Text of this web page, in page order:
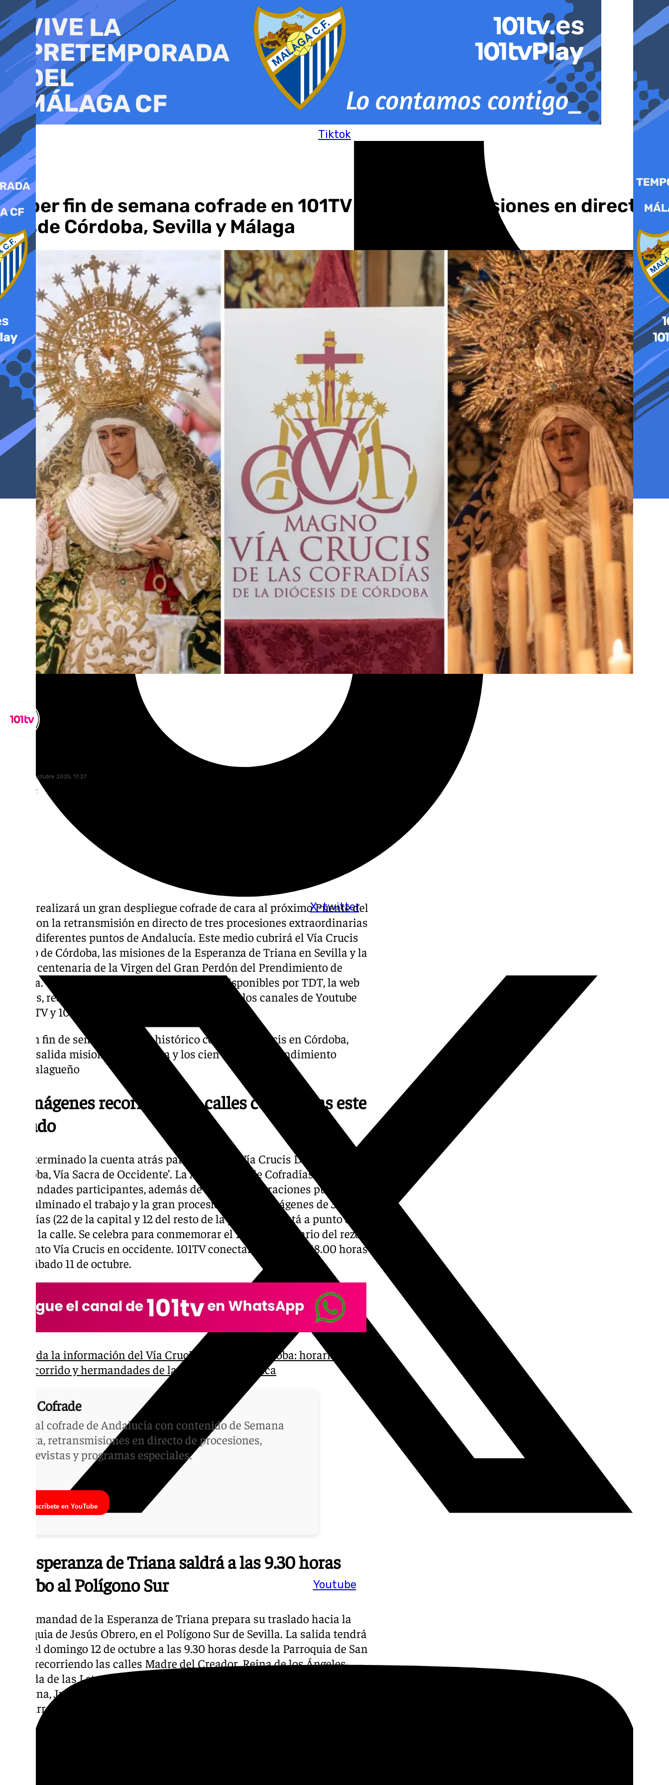
al
contenido
Tiktok
X-twitter
Youtube
Súper fin de semana cofrade en 101TV con tres procesiones en directo
desde Córdoba, Sevilla y Málaga
viernes, 10 octubre 2025, 17:27
Compartir:
101TV realizará un gran despliegue cofrade de cara al próximo Puente del
Pilar con la retransmisión en directo de tres procesiones extraordinarias
desde diferentes puntos de Andalucía. Este medio cubrirá el Vía Crucis
Magno de Córdoba, las misiones de la Esperanza de Triana en Sevilla y la
salida centenaria de la Virgen del Gran Perdón del Prendimiento de
Málaga. Todas las retransmisiones estarán disponibles por TDT, la web
101tv.es, redes sociales, la plataforma 101 Play y los canales de Youtube
de 101TV y 101 Cofrade.
Un fin de semana cofrade histórico con el Vía Crucis en Córdoba,
la salida misionera de Triana y los cien años del Prendimiento
malagueño
35 imágenes recorrerán las calles cordobesas este
sábado
Se ha terminado la cuenta atrás para el Magno Vía Crucis Diocesano
‘Córdoba, Vía Sacra de Occidente’. La Agrupación de Cofradías y las
hermandades participantes, además de las administraciones públicas,
han culminado el trabajo y la gran procesión, con 35 imágenes de 34
cofradías (22 de la capital y 12 del resto de la provincia) está a punto de
salir a la calle. Se celebra para conmemorar el 1600 aniversario del rezo
del Santo Vía Crucis en occidente. 101TV conectará desde las 18.00 horas
este sábado 11 de octubre.
Toda la información del Vía Crucis Magno en Córdoba: horarios,
recorrido y hermandades de la procesión histórica
101 Cofrade
Canal cofrade de Andalucía con contenido de Semana
Santa, retransmisiones en directo de procesiones,
entrevistas y programas especiales.
Suscríbete en YouTube
La Esperanza de Triana saldrá a las 9.30 horas
rumbo al Polígono Sur
La hermandad de la Esperanza de Triana prepara su traslado hacia la
Parroquia de Jesús Obrero, en el Polígono Sur de Sevilla. La salida tendrá
lugar el domingo 12 de octubre a las 9.30 horas desde la Parroquia de San
Pío X, recorriendo las calles Madre del Creador, Reina de los Ángeles,
Avenida de las Letanías, Madre de Cristo, El Principito, Platero y Yo, La
Colmena, Juan de Mairena y Padre José Sebastián Bandarán. La entrada
a la Parroquia de Jesús Obrero se prevé a las 11.45 horas.